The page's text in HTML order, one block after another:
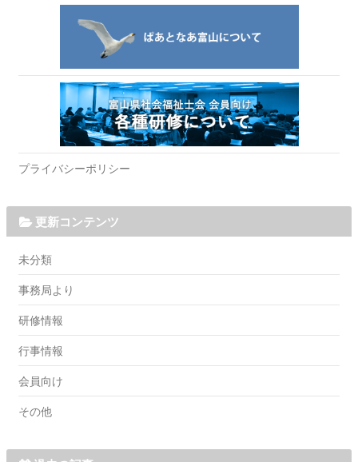
プライバシーポリシー
更新コンテンツ
未分類
事務局より
研修情報
行事情報
会員向け
その他